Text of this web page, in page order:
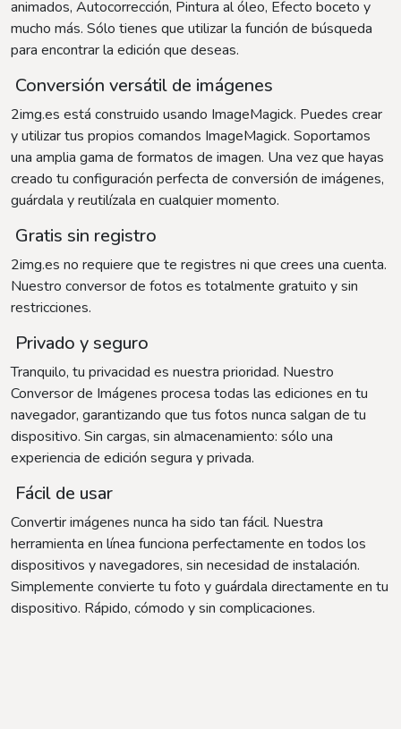
animados, Autocorrección, Pintura al óleo, Efecto boceto y
mucho más. Sólo tienes que utilizar la función de búsqueda
para encontrar la edición que deseas.
Conversión versátil de imágenes
2img.es está construido usando ImageMagick. Puedes crear
y utilizar tus propios comandos ImageMagick. Soportamos
una amplia gama de formatos de imagen. Una vez que hayas
creado tu configuración perfecta de conversión de imágenes,
guárdala y reutilízala en cualquier momento.
Gratis sin registro
2img.es no requiere que te registres ni que crees una cuenta.
Nuestro conversor de fotos es totalmente gratuito y sin
restricciones.
Privado y seguro
Tranquilo, tu privacidad es nuestra prioridad. Nuestro
Conversor de Imágenes procesa todas las ediciones en tu
navegador, garantizando que tus fotos nunca salgan de tu
dispositivo. Sin cargas, sin almacenamiento: sólo una
experiencia de edición segura y privada.
Fácil de usar
Convertir imágenes nunca ha sido tan fácil. Nuestra
herramienta en línea funciona perfectamente en todos los
dispositivos y navegadores, sin necesidad de instalación.
Simplemente convierte tu foto y guárdala directamente en tu
dispositivo. Rápido, cómodo y sin complicaciones.